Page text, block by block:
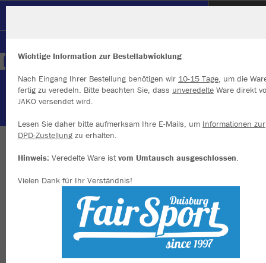
WIR SIND HERTHA
Farbe
Wichtige Information zur Bestellabwicklung
Nach Eingang Ihrer Bestellung benötigen wir 10-15 Tage, um die
fertig zu veredeln. Bitte beachten Sie, dass unveredelte Ware direkt
JAKO versendet wird.
Lesen Sie daher bitte aufmerksam Ihre E-Mails, um Informationen zur
DPD-Zustellung zu erhalten.
Hinweis: Veredelte Ware istvom Umtausch ausgeschlossen.
Vielen Dank für Ihr Verständnis!
Wir verwenden Cookies
Inhalte anzeigen und unsere Website verbessern. Weitere
zu den Cookies findest Du in den Einstellungen.
Alle akzeptieren
Alle ablehnen
mehr Infos
Datenschutz
Impressum